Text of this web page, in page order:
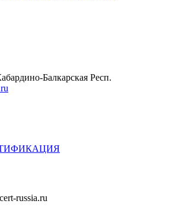
Балкарская Респ.
russia.ru